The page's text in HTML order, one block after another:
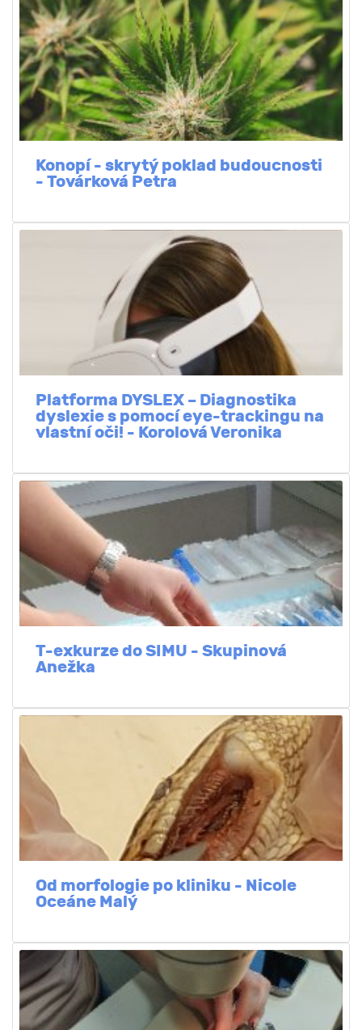
Konopí - skrytý poklad budoucnosti
- Továrková Petra
Platforma DYSLEX – Diagnostika
dyslexie s pomocí eye-trackingu na
vlastní oči! - Korolová Veronika
T-exkurze do SIMU - Skupinová
Anežka
Od morfologie po kliniku - Nicole
Oceáne Malý